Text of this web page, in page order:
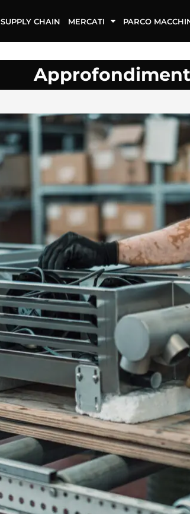
SUPPLY CHAIN MERCATI PARCO